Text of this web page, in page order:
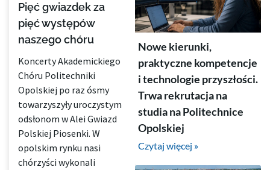
Pięć gwiazdek za
pięć występów
naszego chóru
Koncerty Akademickiego
Chóru Politechniki
Opolskiej po raz ósmy
towarzyszyły uroczystym
odsłonom w Alei Gwiazd
Polskiej Piosenki. W
opolskim rynku nasi
chórzyści wykonali
Nowe kierunki,
praktyczne kompetencje
i technologie przyszłości.
Trwa rekrutacja na
studia na Politechnice
Opolskiej
Czytaj więcej »